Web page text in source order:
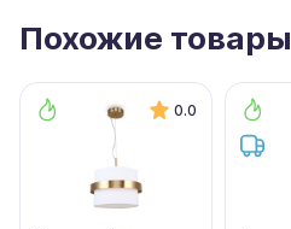
Похожие товары
0.0